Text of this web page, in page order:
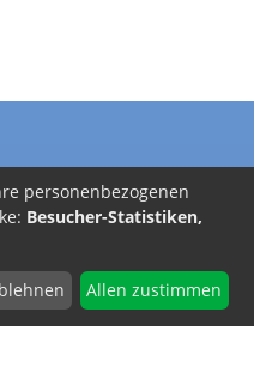
personenbezogenen
Besucher-Statistiken,
Allen zustimmen